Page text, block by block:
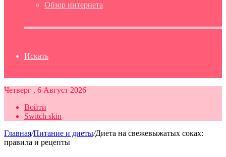
Обзор интернета
Искать
Четверг , 6 Август 2026
Войти
Switch skin
Главная/Питание и диеты/Диета на свежевыжатых соках:
правила и рецепты